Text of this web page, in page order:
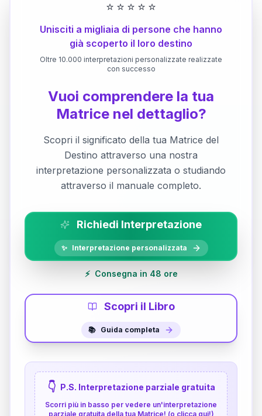
⭐ ⭐ ⭐ ⭐ ⭐
Unisciti a migliaia di persone che hanno
già scoperto il loro destino
Oltre 10.000 interpretazioni personalizzate realizzate
con successo
Vuoi comprendere la tua
Matrice nel dettaglio?
Scopri il significato della tua Matrice del
Destino attraverso una nostra
interpretazione personalizzata o studiando
attraverso il manuale completo.
Richiedi Interpretazione
✨ Interpretazione personalizzata
⚡ Consegna in 48 ore
Scopri il Libro
📚 Guida completa
👇 P.S. Interpretazione parziale gratuita
Scorri più in basso per vedere un'interpretazione
parziale gratuita della tua Matrice! (o clicca qui!)